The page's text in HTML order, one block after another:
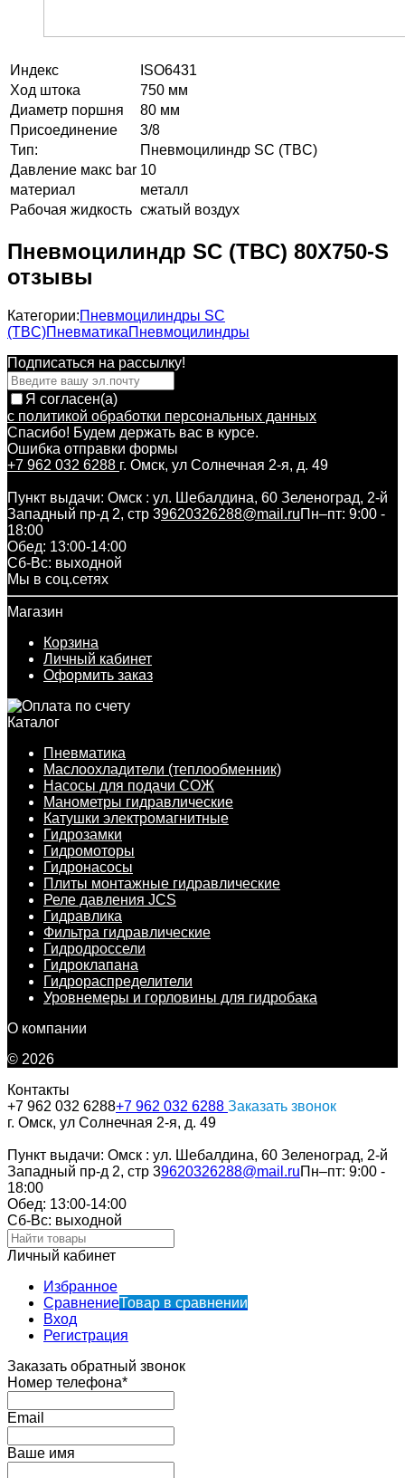
Индекс
ISO6431
Ход штока
750 мм
Диаметр поршня
80 мм
Присоединение
3/8
Тип:
Пневмоцилиндр SC (TBC)
Давление макс bar 10
материал
металл
Рабочая жидкость сжатый воздух
Пневмоцилиндр SC (TBC) 80X750-S
отзывы
Категории:Пневмоцилиндры SC
(TBC)ПневматикаПневмоцилиндры
Подписаться на рассылкy!
Я согласен(a)
с политикой обработки персональных данных
Спасибо! Будем держать вас в курсе.
Ошибка отправки формы
+7 962 032 6288 г. Омск, ул Солнечная 2-я, д. 49
Пункт выдачи: Омск : ул. Шебалдина, 60 Зеленоград, 2-й
Западный пр-д 2, стр 39620326288@mail.ruПн–пт: 9:00 -
18:00
Обед: 13:00-14:00
Cб-Вс: выходной
Мы в соц.сетях
Магазин
Корзина
Личный кабинет
Оформить заказ
Каталог
Пневматика
Маслоохладители (теплообменник)
Насосы для подачи СОЖ
Манометры гидравлические
Катушки электромагнитные
Гидрозамки
Гидромоторы
Гидронасосы
Плиты монтажные гидравлические
Реле давления JCS
Гидравлика
Фильтра гидравлические
Гидродроссели
Гидроклапана
Гидрораспределители
Уровнемеры и горловины для гидробака
О компании
© 2026
Контакты
+7 962 032 6288+7 962 032 6288 Заказать звонок
г. Омск, ул Солнечная 2-я, д. 49
Пункт выдачи: Омск : ул. Шебалдина, 60 Зеленоград, 2-й
Западный пр-д 2, стр 39620326288@mail.ruПн–пт: 9:00 -
18:00
Обед: 13:00-14:00
Cб-Вс: выходной
Личный кабинет
Избранное
СравнениеТовар в сравнении
Вход
Регистрация
Заказать обратный звонок
Номер телефона*
Email
Ваше имя